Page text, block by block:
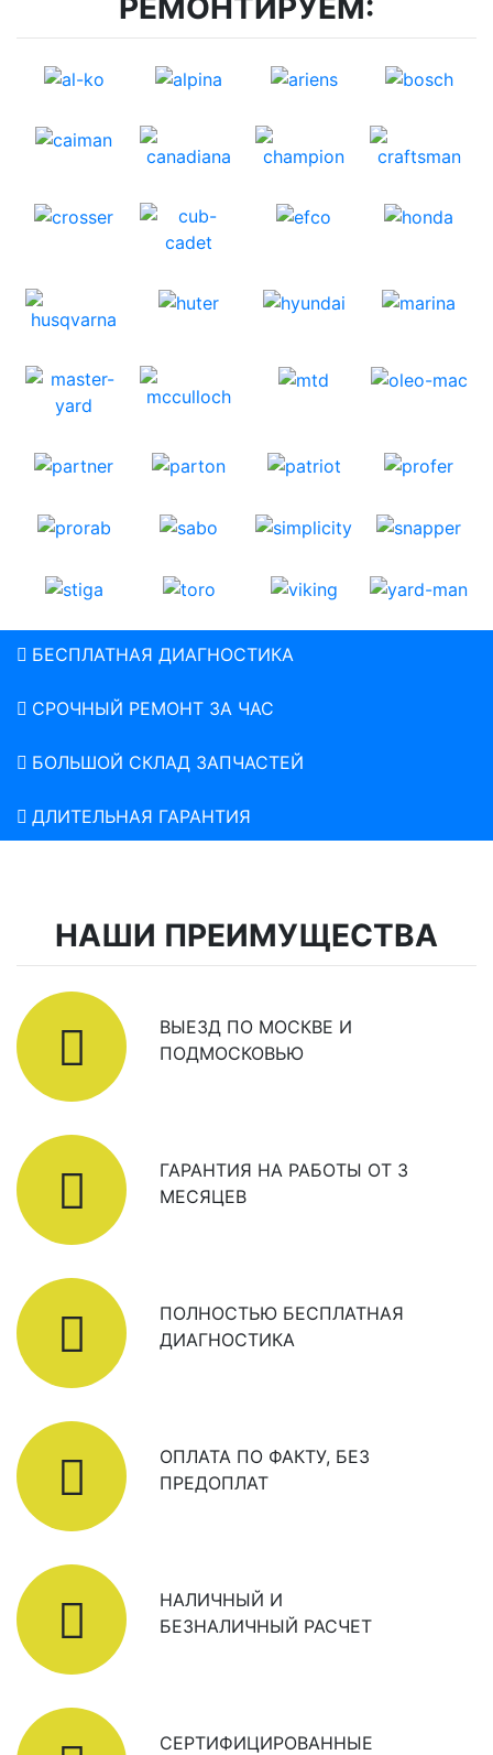
РЕМОНТИРУЕМ:
БЕСПЛАТНАЯ ДИАГНОСТИКА
СРОЧНЫЙ РЕМОНТ ЗА ЧАС
БОЛЬШОЙ СКЛАД ЗАПЧАСТЕЙ
ДЛИТЕЛЬНАЯ ГАРАНТИЯ
НАШИ ПРЕИМУЩЕСТВА
ВЫЕЗД ПО МОСКВЕ И
ПОДМОСКОВЬЮ
ГАРАНТИЯ НА РАБОТЫ ОТ 3
МЕСЯЦЕВ
ПОЛНОСТЬЮ БЕСПЛАТНАЯ
ДИАГНОСТИКА
ОПЛАТА ПО ФАКТУ, БЕЗ
ПРЕДОПЛАТ
НАЛИЧНЫЙ И
БЕЗНАЛИЧНЫЙ РАСЧЕТ
СЕРТИФИЦИРОВАННЫЕ